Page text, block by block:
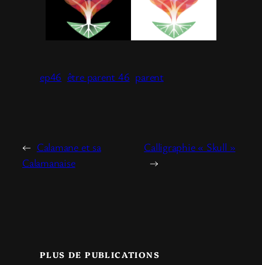
ep46 être parent 46 parent
← Calamane et sa
Calamanaise
Calligraphie « Skull »
→
PLUS DE PUBLICATIONS